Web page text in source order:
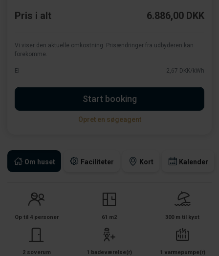
Om huset Faciliteter Kort Kalender
Op til 4 personer 61 m2 300 m til kyst
2 soverum 1 badeværelse(r) 1 varmepumpe(r)
Pris i alt 6.886,00 DKK
Vi viser den aktuelle omkostning. Prisændringer fra udbyderen kan
forekomme.
El 2,67 DKK/kWh
Start booking
Opret en søgeagent